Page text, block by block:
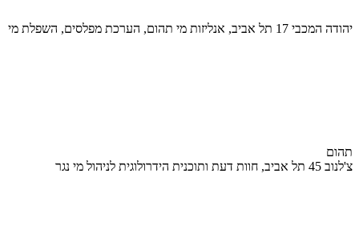
יהודה המכבי 17 תל אביב, אנליזות מי תהום, הערכת מפלסים, השפלת מי
תהום
צ'לנוב 45 תל אביב, חוות דעת ותוכנית הידרולוגית לניהול מי נגר